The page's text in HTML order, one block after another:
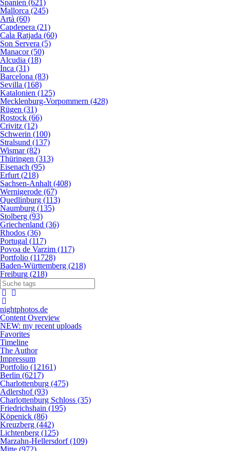
Spanien (621)
Mallorca (245)
Artà (60)
Capdepera (21)
Cala Ratjada (60)
Son Servera (5)
Manacor (50)
Alcudia (18)
Inca (31)
Barcelona (83)
Sevilla (168)
Katalonien (125)
Mecklenburg-Vorpommern (428)
Rügen (31)
Rostock (66)
Crivitz (12)
Schwerin (100)
Stralsund (137)
Wismar (82)
Thüringen (313)
Eisenach (95)
Erfurt (218)
Sachsen-Anhalt (408)
Wernigerode (67)
Quedlinburg (113)
Naumburg (135)
Stolberg (93)
Griechenland (36)
Rhodos (36)
Portugal (117)
Povoa de Varzim (117)
Portfolio (11728)
Baden-Württemberg (218)
Freiburg (218)
nightphotos.de
Content Overview
NEW: my recent uploads
Favorites
Timeline
The Author
Impressum
Portfolio (12161)
Berlin (6217)
Charlottenburg (475)
Adlershof (93)
Charlottenburg Schloss (35)
Friedrichshain (195)
Köpenick (86)
Kreuzberg (442)
Lichtenberg (125)
Marzahn-Hellersdorf (109)
Mitte (972)